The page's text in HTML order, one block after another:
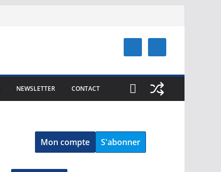
NEWSLETTER CONTACT
Mon compte S'abonner